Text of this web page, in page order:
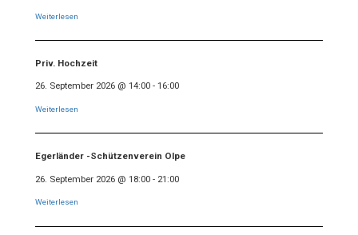
Weiterlesen
Priv. Hochzeit
26. September 2026 @ 14:00 - 16:00
Weiterlesen
Egerländer -Schützenverein Olpe
26. September 2026 @ 18:00 - 21:00
Weiterlesen